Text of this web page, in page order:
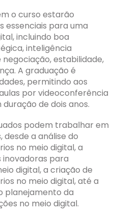
o curso estarão
essenciais para uma
incluindo boa
inteligência
estabilidade,
A graduação é
permitindo aos
por videoconferência
duração de dois anos.
podem trabalhar em
desde a análise do
no meio digital, a
para
digital, a criação de
no meio digital, até a
planejamento da
no meio digital.